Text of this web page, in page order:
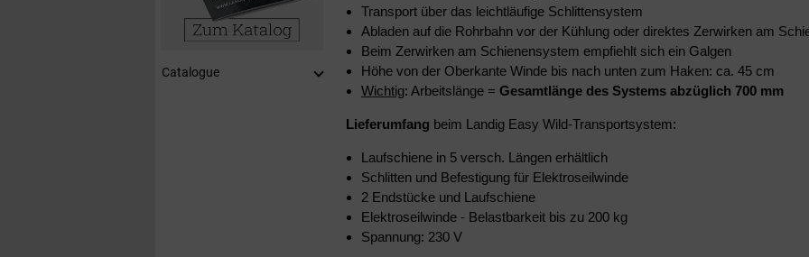
Catalogue
Transport über das leichtläufige Schlittensystem
Abladen auf die Rohrbahn vor der Kühlung oder direktes Zerwirken am
Beim Zerwirken am Schienensystem empfiehlt sich ein Galgen
Höhe von der Oberkante Winde bis nach unten zum Haken: ca. 45 cm
Wichtig: Arbeitslänge = Gesamtlänge des Systems abzüglich 700 mm
Lieferumfang beim Landig Easy Wild-Transportsystem:
Laufschiene in 5 versch. Längen erhältlich
Schlitten und Befestigung für Elektroseilwinde
2 Endstücke und Laufschiene
Elektroseilwinde - Belastbarkeit bis zu 200 kg
Spannung: 230 V